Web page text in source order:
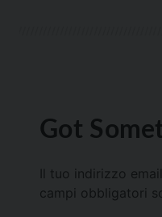
Got
Il tuo indirizzo
campi obbligatori